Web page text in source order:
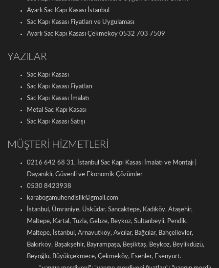
Ayarlı Sac Kapı Kasası İstanbul
Sac Kapı Kasası Fiyatları ve Uygulaması
Ayarlı Sac Kapı Kasası Çekmeköy 0532 703 7509
YAZILAR
Sac Kapı Kasası
Sac Kapı Kasası Fiyatları
Sac Kapı Kasası İmalatı
Metal Sac Kapı Kasası
Sac Kapı Kasası Satışı
MÜŞTERİ HİZMETLERİ
0216 642 68 31, İstanbul Sac Kapı Kasası İmalatı ve Montajı |
Dayanıklı, Güvenli ve Ekonomik Çözümler
0530 8423938
karabogamuhendislik©gmail.com
İstanbul, Ümraniye, Üsküdar, Sancaktepe, Kadıköy, Ataşehir,
Maltepe, Kartal, Tuzla, Gebze, Beykoz, Sultanbeyli, Pendik,
Maltepe, İstanbul, Arnavutköy, Avcılar, Bağcılar, Bahçelievler,
Bakırköy, Başakşehir, Bayrampaşa, Beşiktaş, Beykoz, Beylikdüzü,
Beyoğlu, Büyükçekmece, Çekmeköy, Esenler, Esenyurt.